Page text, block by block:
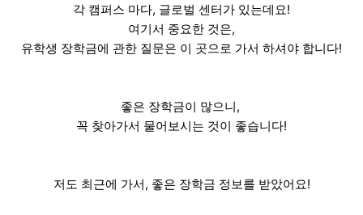
각 캠퍼스 마다, 글로벌 센터가 있는데요!
여기서 중요한 것은,
유학생 장학금에 관한 질문은 이 곳으로 가서 하셔야 합니다!
좋은 장학금이 많으니,
꼭 찾아가서 물어보시는 것이 좋습니다!
저도 최근에 가서, 좋은 장학금 정보를 받았어요!